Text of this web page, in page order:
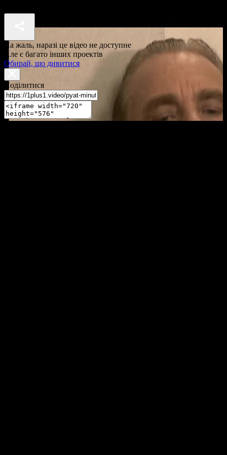
На жаль, наразі це відео не доступне
Але є багато інших проектів
Обирай, що дивитися
Поділитися